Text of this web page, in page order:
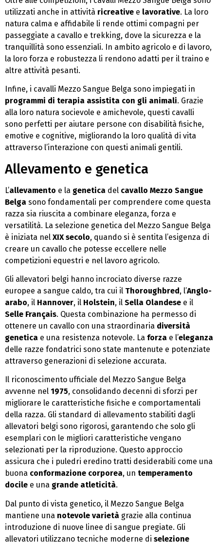
utilizzati anche in attività ricreative e lavorative. La loro
natura calma e affidabile li rende ottimi compagni per
passeggiate a cavallo e trekking, dove la sicurezza e la
tranquillità sono essenziali. In ambito agricolo e di lavoro,
la loro forza e robustezza li rendono adatti per il traino e
altre attività pesanti.
Infine, i cavalli Mezzo Sangue Belga sono impiegati in
programmi di terapia assistita con gli animali. Grazie
alla loro natura socievole e amichevole, questi cavalli
sono perfetti per aiutare persone con disabilità fisiche,
emotive e cognitive, migliorando la loro qualità di vita
attraverso l’interazione con questi animali gentili.
Allevamento e genetica
L’allevamento e la genetica del cavallo Mezzo Sangue
Belga sono fondamentali per comprendere come questa
razza sia riuscita a combinare eleganza, forza e
versatilità. La selezione genetica del Mezzo Sangue Belga
è iniziata nel XIX secolo, quando si è sentita l’esigenza di
creare un cavallo che potesse eccellere nelle
competizioni equestri e nel lavoro agricolo.
Gli allevatori belgi hanno incrociato diverse razze
europee a sangue caldo, tra cui il Thoroughbred, l’Anglo-
arabo, il Hannover, il Holstein, il Sella Olandese e il
Selle Français. Questa combinazione ha permesso di
ottenere un cavallo con una straordinaria diversità
genetica e una resistenza notevole. La forza e l’eleganza
delle razze fondatrici sono state mantenute e potenziate
attraverso generazioni di selezione accurata.
Il riconoscimento ufficiale del Mezzo Sangue Belga
avvenne nel 1975, consolidando decenni di sforzi per
migliorare le caratteristiche fisiche e comportamentali
della razza. Gli standard di allevamento stabiliti dagli
allevatori belgi sono rigorosi, garantendo che solo gli
esemplari con le migliori caratteristiche vengano
selezionati per la riproduzione. Questo approccio
assicura che i puledri eredino tratti desiderabili come una
buona conformazione corporea, un temperamento
docile e una grande atleticità.
Dal punto di vista genetico, il Mezzo Sangue Belga
mantiene una notevole varietà grazie alla continua
introduzione di nuove linee di sangue pregiate. Gli
allevatori utilizzano tecniche moderne di selezione